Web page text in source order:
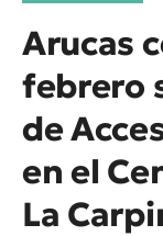
Arucas
febrero
de
en el
La